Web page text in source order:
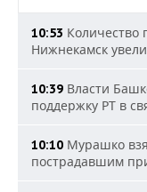
10:53 Количество
Нижнекамск
10:39 Власти
поддержку РТ в
10:10 Мурашко
пострадавшим